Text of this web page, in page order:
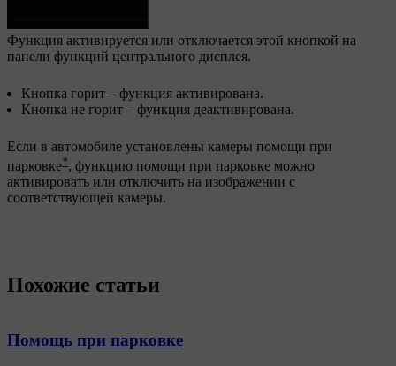
Функция активируется или отключается этой кнопкой на
панели функций центрального дисплея.
Кнопка горит – функция активирована.
Кнопка не горит – функция деактивирована.
Если в автомобиле установлены камеры помощи при
парковке*, функцию помощи при парковке можно
активировать или отключить на изображении с
соответствующей камеры.
Похожие статьи
Помощь при парковке